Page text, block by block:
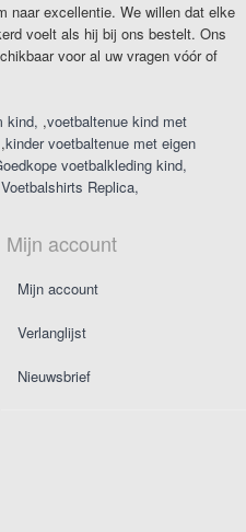
naar excellentie. We willen dat elke
voelt als hij bij ons bestelt. Ons
voor al uw vragen vóór of
kind ,voetbaltenue kind met
,kinder voetbaltenue met eigen
voetbalkleding kind
Replica
Mijn account
Mijn account
Verlanglijst
Nieuwsbrief